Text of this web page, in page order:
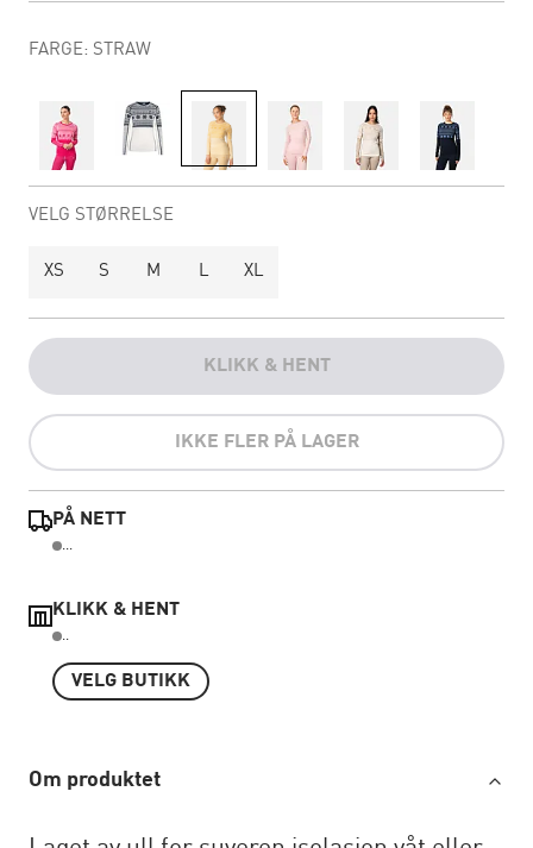
FARGE: STRAW
VELG STØRRELSE
XS S M L XL
KLIKK & HENT
IKKE FLER PÅ LAGER
PÅ NETT
...
KLIKK & HENT
..
VELG BUTIKK
Om produktet